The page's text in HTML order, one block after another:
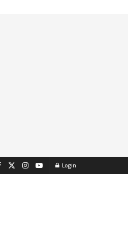
Login